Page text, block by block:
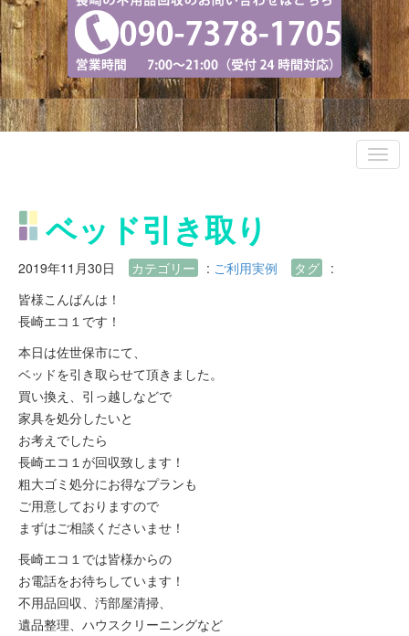
ベッド引き取り
2019年11月30日 カテゴリー : ご利用実例 タグ
:
皆様こんばんは！
長崎エコ１です！
本日は佐世保市にて、
ベッドを引き取らせて頂きました。
買い換え、引っ越しなどで
家具を処分したいと
お考えでしたら
長崎エコ１が回収致します！
粗大ゴミ処分にお得なプランも
ご用意しておりますので
まずはご相談くださいませ！
長崎エコ１では皆様からの
お電話をお待ちしています！
不用品回収、汚部屋清掃、
遺品整理、ハウスクリーニングなど